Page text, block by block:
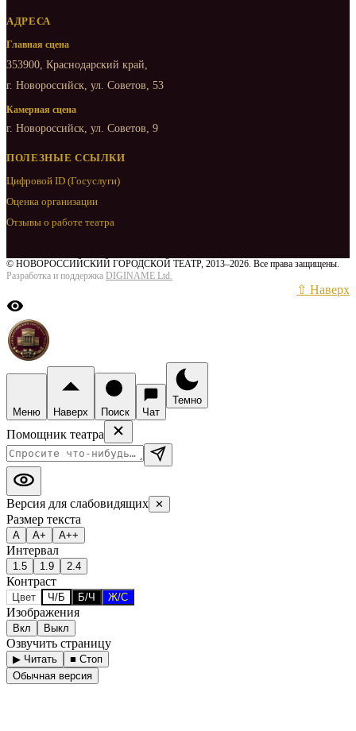
АДРЕСА
Главная сцена
353900, Краснодарский край,
г. Новороссийск, ул. Советов, 53
Камерная сцена
г. Новороссийск, ул. Советов, 9
ПОЛЕЗНЫЕ ССЫЛКИ
Цифровой ID (Госуслуги)
Оценка организации
Отзывы о работе театра
© НОВОРОССИЙСКИЙ ГОРОДСКОЙ ТЕАТР, 2013–2026. Все права защищены.
Разработка и поддержка DIGINAME Ltd.
⇧ Наверх
Меню Наверх Поиск Чат
Темно
Помощник театра
Версия для слабовидящих ✕
Размер текста
А А+ А++
Интервал
1.5 1.9 2.4
Контраст
Цвет Ч/Б Б/Ч Ж/С
Изображения
Вкл Выкл
Озвучить страницу
▶ Читать
■ Стоп
Обычная версия